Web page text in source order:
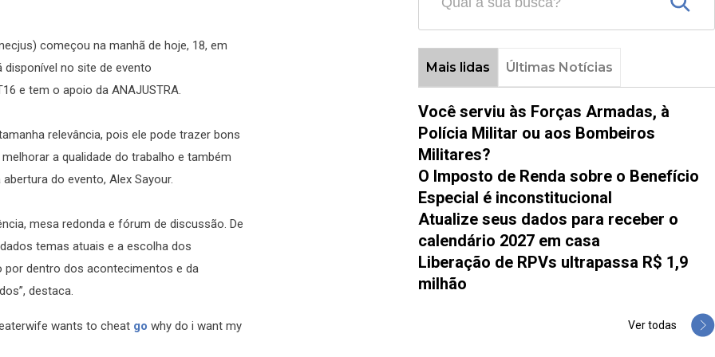
começou na manhã de hoje, 18, em
no site de evento
e tem o apoio da ANAJUSTRA.
relevância, pois ele pode trazer bons
a qualidade do trabalho e também
do evento, Alex Sayour.
mesa redonda e fórum de discussão. De
temas atuais e a escolha dos
por dentro dos acontecimentos e da
destaca.
wants to cheat go why do i want my
Mais lidas Últimas Notícias
Você serviu às Forças Armadas, à
Polícia Militar ou aos Bombeiros
Militares?
O Imposto de Renda sobre o Benefício
Especial é inconstitucional
Atualize seus dados para receber o
calendário 2027 em casa
Liberação de RPVs ultrapassa R$ 1,9
milhão
Ver todas